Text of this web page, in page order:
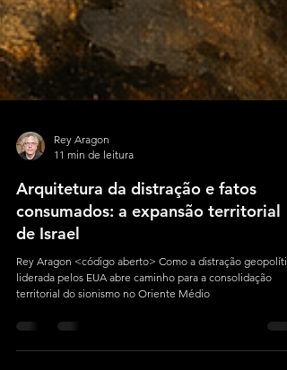
Rey Aragon
11 min de leitura
Arquitetura da distração e fatos
consumados: a expansão territorial
de Israel
liderada pelos EUA abre caminho para a consolidação